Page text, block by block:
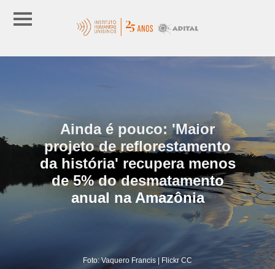
Ainda é pouco: 'Maior
projeto de reflorestamento
da história' recupera menos
de 5% do desmatamento
anual na Amazônia
Foto: Vaquero Francis | Flickr CC